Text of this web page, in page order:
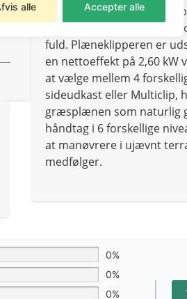
alle Accepter alle
Den selvkørende
en klippebredde på 51
fuld. Plæneklipperen er
en nettoeffekt på 2,60 kW
at vælge mellem 4
sideudkast eller Multiclip,
græsplænen som naturlig
håndtag i 6 forskellige
at manøvrere i ujævnt
medfølger.
0%
0%
0%